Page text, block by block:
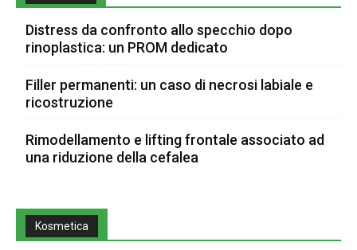
Distress da confronto allo specchio dopo
rinoplastica: un PROM dedicato
Filler permanenti: un caso di necrosi labiale e
ricostruzione
Rimodellamento e lifting frontale associato ad
una riduzione della cefalea
Kosmetica